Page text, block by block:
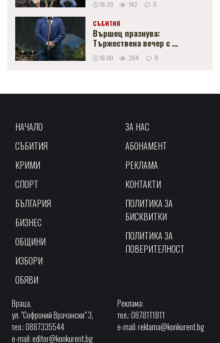
16:20 142 0
СЪБИТИЯ
Вършец празнува:
Тържествена вечер с ...
16:00 264 0
НАЧАЛО
СЪБИТИЯ
КРИМИ
СПОРТ
БЪЛГАРИЯ
БИЗНЕС
ОБЩИНИ
ИЗБОРИ
ОБЯВИ
ЗА НАС
АБОНАМЕНТ
РЕКЛАМА
КОНТАКТИ
ПОЛИТИКА ЗА
БИСКВИТКИ
ПОЛИТИКА ЗА
ПОВЕРИТЕЛНОСТ
Враца,
ул. "Софроний Врачански" 3,
тел.: 0887335544
e-mail:editor@konkurent.bg
Реклама:
тел.: 0878111811
e-mail:reklama@konkurent.bg